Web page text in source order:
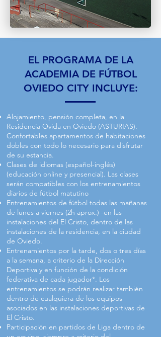
EL PROGRAMA DE LA
ACADEMIA DE FÚTBOL
OVIEDO CITY INCLUYE:
Alojamiento, pensión completa, en la
Residencia Ovida en Oviedo (ASTURIAS).
Confortables apartamentos de habitaciones
dobles con todo lo necesario para disfrutar
de su estancia.
Clases de idiomas (español-inglés)
(educación online y presencial). Las clases
serán compatibles con los entrenamientos
diarios de fútbol matutino
Entrenamientos de fútbol todas las mañanas
de lunes a viernes (2h aprox.) -en las
instalaciones del El Cristo, dentro de las
instalaciones de la residencia, en la ciudad
de Oviedo.
Entrenamientos por la tarde, dos o tres días
a la semana, a criterio de la Dirección
Deportiva y en función de la condición
federativa de cada jugador*. Los
entrenamientos se podrán realizar también
dentro de cualquiera de los equipos
asociados en las instalaciones deportivas de
El Cristo.
Participación en partidos de Liga dentro de